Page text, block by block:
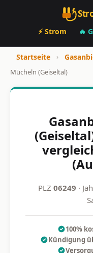
⚡ Strom 🔥
Startseite ›
Mücheln (Geiseltal)
PLZ 06249 ·
100%
Kündigung